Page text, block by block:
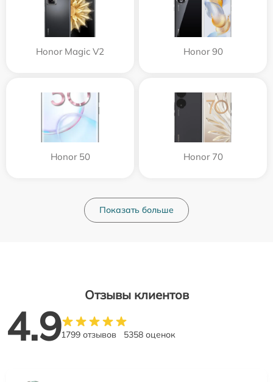
Honor Magic V2 Honor 90
Honor 50 Honor 70
Показать больше
Отзывы клиентов
4.91799 отзывов 5358 оценок